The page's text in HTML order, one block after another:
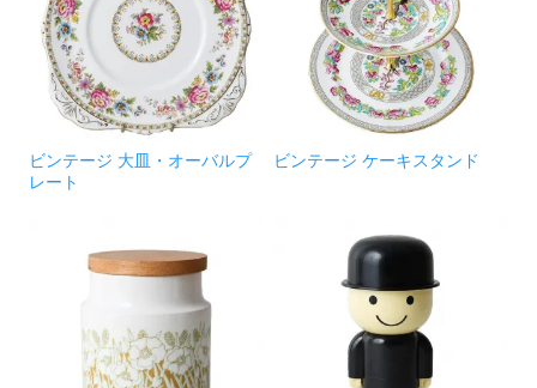
ビンテージ 大皿・オーバルプ
レート
ビンテージ ケーキスタンド